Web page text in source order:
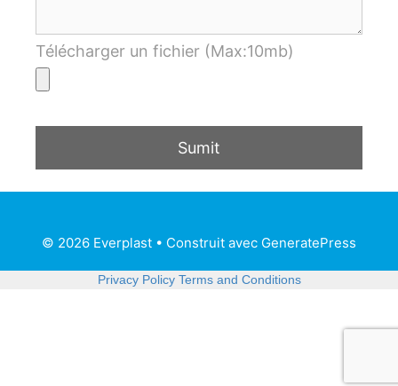
Télécharger un fichier (Max:10mb)
© 2026 Everplast • Construit avec GeneratePress
Privacy Policy Terms and Conditions